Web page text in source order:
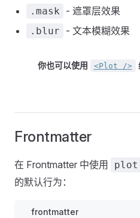
.mask - 遮罩层效果
.blur - 文本模糊效果
你也可以使用 <Plot />
Frontmatter
在 Frontmatter 中使用 plot
的默认行为：
frontmatter